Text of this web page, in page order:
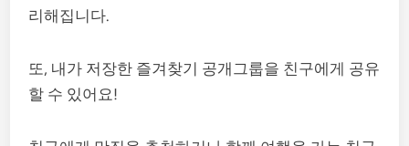
리해집니다.
또, 내가 저장한 즐겨찾기 공개그룹을 친구에게 공유
할 수 있어요!